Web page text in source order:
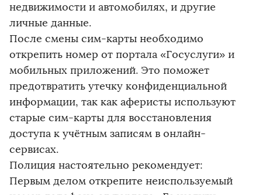
недвижимости и автомобилях, и другие
личные данные.
После смены сим-карты необходимо
открепить номер от портала «Госуслуги» и
мобильных приложений. Это поможет
предотвратить утечку конфиденциальной
информации, так как аферисты используют
старые сим-карты для восстановления
доступа к учётным записям в онлайн-
сервисах.
Полиция настоятельно рекомендует:
Первым делом открепите неиспользуемый